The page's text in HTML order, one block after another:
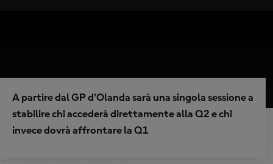
A partire dal GP d’Olanda sarà una singola sessione a
stabilire chi accederà direttamente alla Q2 e chi
invece dovrà affrontare la Q1